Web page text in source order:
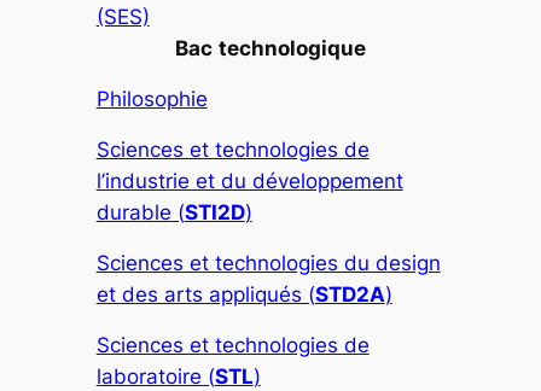
(SES)
Bac technologique
Philosophie
Sciences et technologies de
l’industrie et du développement
durable (STI2D)
Sciences et technologies du design
et des arts appliqués (STD2A)
Sciences et technologies de
laboratoire (STL)